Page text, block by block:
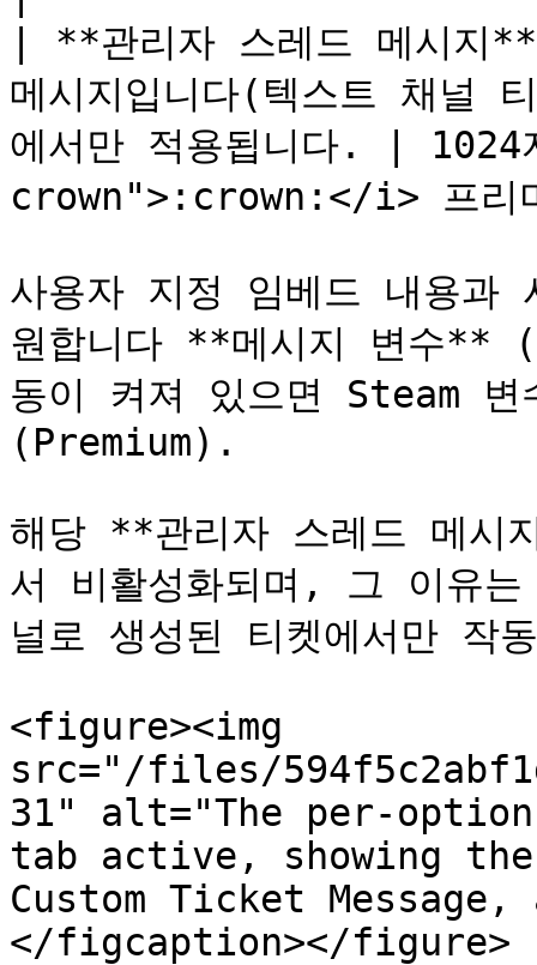
| **관리자 스레드 메시지
메시지입니다(텍스트 채널
에서만 적용됩니다. |
crown">:crown:</i> 프리
사용자 지정 임베드 내용과
원합니다 **메시지 변수**
동이 켜져 있으면 Steam 변
(Premium).
해당 **관리자 스레드 메시
서 비활성화되며, 그 이유
널로 생성된 티켓에서만 작
<figure><img
src="/files/
31" alt="The per-
tab active, showing the
Custom Ticket
</figcaption></figure>